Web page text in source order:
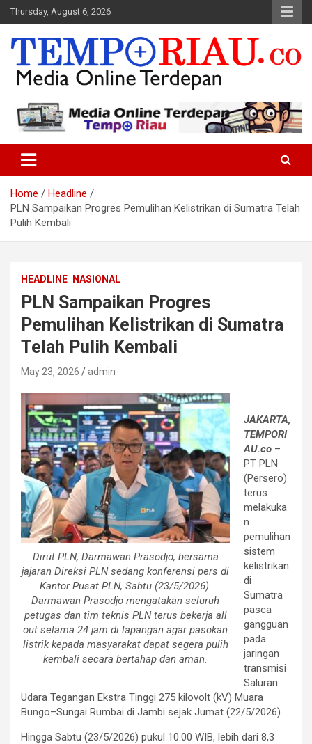
Skip
to
content
Thursday, August 6, 2026
Tempo Riau
Home
Headline
PLN Sampaikan Progres Pemulihan Kelistrikan di Sumatra Telah
Pulih Kembali
HEADLINE NASIONAL
PLN Sampaikan Progres
Pemulihan Kelistrikan di Sumatra
Telah Pulih Kembali
May 23, 2026 admin
Dirut PLN, Darmawan Prasodjo, bersama
jajaran Direksi PLN sedang konferensi pers di
Kantor Pusat PLN, Sabtu (23/5/2026).
Darmawan Prasodjo mengatakan seluruh
petugas dan tim teknis PLN terus bekerja all
out selama 24 jam di lapangan agar pasokan
listrik kepada masyarakat dapat segera pulih
kembali secara bertahap dan aman.
JAKARTA,
TEMPORI
AU.co –
PT PLN
(Persero)
terus
melakuka
n
pemulihan
sistem
kelistrikan
di
Sumatra
pasca
gangguan
pada
jaringan
transmisi
Saluran
Udara Tegangan Ekstra Tinggi 275 kilovolt (kV) Muara
Bungo–Sungai Rumbai di Jambi sejak Jumat (22/5/2026).
Hingga Sabtu (23/5/2026) pukul 10.00 WIB, lebih dari 8,3